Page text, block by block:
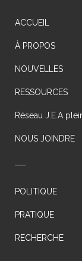
ACCUEIL
À PROPOS
NOUVELLES
RESSOURCES
Réseau J.E.A
NOUS JOINDRE
POLITIQUE
PRATIQUE
RECHERCHE